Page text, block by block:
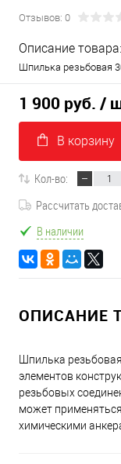
Отзывов: 0
Описание товара:
Шпилька резьбовая
1 900 руб. /
В корзину
Кол-во:
Рассчитать
В наличии
ОПИСАНИЕ
Шпилька
элементов
резьбовых
может
химическими